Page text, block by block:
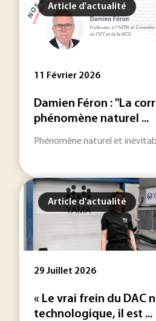
Article d'actualité
11 Février 2026
Damien Féron : "La
phénomène naturel ...
Phénomène naturel et
Article d'actualité
29 Juillet 2026
« Le vrai frein du DAC
technologique, il est ...